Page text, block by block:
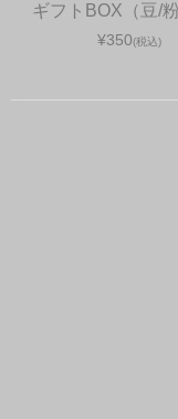
ギフトBOX（豆/
¥350(税込)